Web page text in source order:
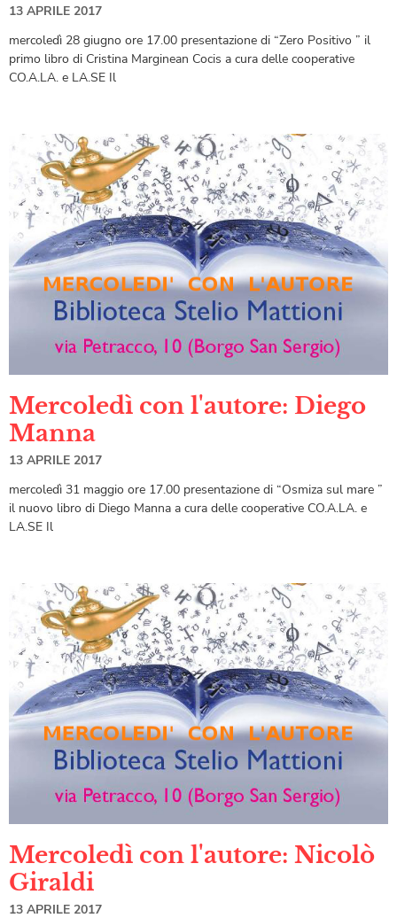
13 APRILE 2017
mercoledì 28 giugno ore 17.00 presentazione di “Zero Positivo ” il
primo libro di Cristina Marginean Cocis a cura delle cooperative
CO.A.LA. e LA.SE Il
Mercoledì con l'autore: Diego
Manna
13 APRILE 2017
mercoledì 31 maggio ore 17.00 presentazione di “Osmiza sul mare ”
il nuovo libro di Diego Manna a cura delle cooperative CO.A.LA. e
LA.SE Il
Mercoledì con l'autore: Nicolò
Giraldi
13 APRILE 2017